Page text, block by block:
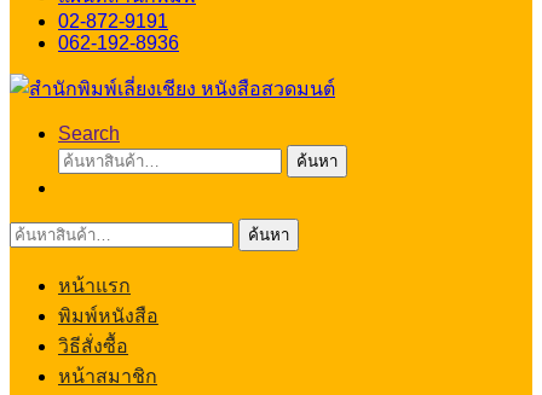
02-872-9191
062-192-8936
Search
ค้นหา:
ค้นหา
ค้นหา: ค้นหา
หน้าแรก
พิมพ์หนังสือ
วิธีสั่งซื้อ
หน้าสมาชิก